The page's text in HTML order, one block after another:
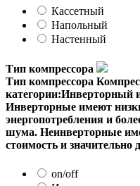
Кассетный
Напольный
Настенный
Тип компрессора
Тип компрессора
категории:Инверторный
Инверторные имеют
энергопотребления и
шума. Неинверторные
стоимость и значительно
on/off